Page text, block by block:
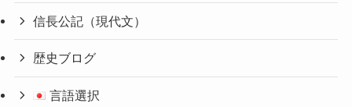
信長公記（現代文）
歴史ブログ
言語選択